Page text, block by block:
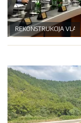
REKONSTRUKCIJA VLASTI